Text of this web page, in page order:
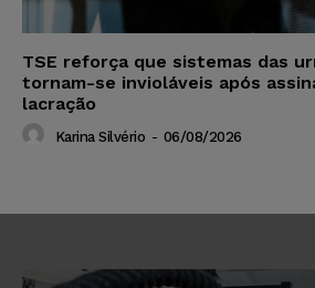
TSE reforça que sistemas das
tornam-se invioláveis após
lacração
Karina Silvério - 06/08/2026